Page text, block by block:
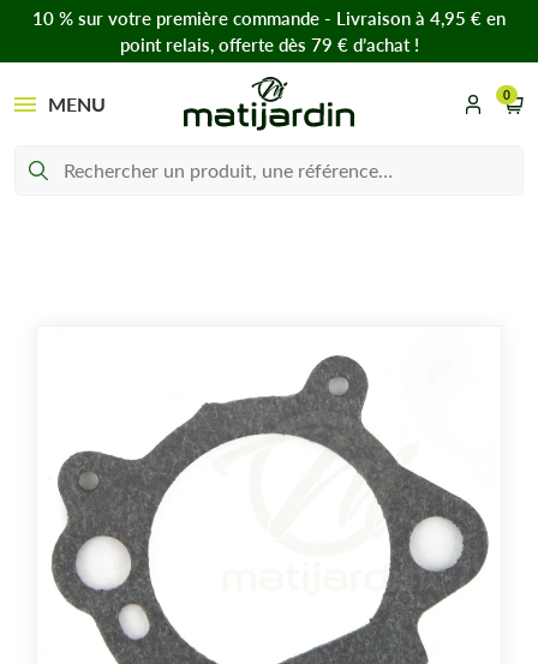
10 % sur votre première commande - Livraison à 4,95 € en
point relais, offerte dès 79 € d’achat !
MENU 0